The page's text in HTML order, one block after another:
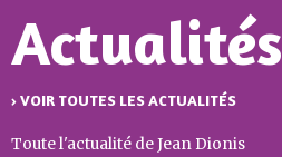
Actualités
› VOIR TOUTES LES ACTUALITÉS
Toute l'actualité de Jean Dionis